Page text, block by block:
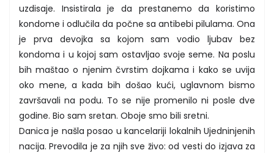
uzdisaje. Insistirala je da prestanemo da koristimo
kondome i odlučila da počne sa antibebi pilulama. Ona
je prva devojka sa kojom sam vodio ljubav bez
kondoma i u kojoj sam ostavljao svoje seme. Na poslu
bih maštao o njenim čvrstim dojkama i kako se uvija
oko mene, a kada bih došao kući, uglavnom bismo
završavali na podu. To se nije promenilo ni posle dve
godine. Bio sam sretan. Oboje smo bili sretni.
Danica je našla posao u kancelariji lokalnih Ujedninjenih
nacija. Prevodila je za njih sve živo: od vesti do izjava za